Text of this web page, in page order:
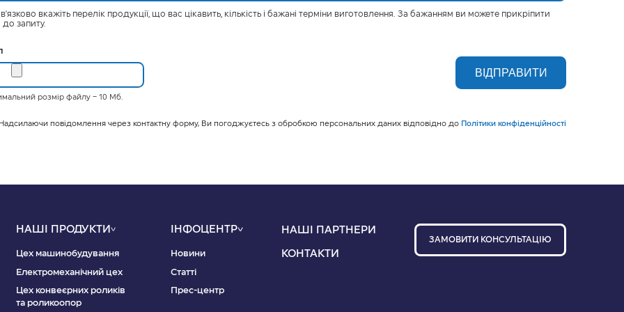
вкажіть перелік продукції, що вас цікавить, кількість і бажані терміни виготовлення. За бажанням ви можете прикріпити
запиту.
розмір файлу – 10 Мб.
ВІДПРАВИТИ
повідомлення через контактну форму, Ви погоджуєтесь з обробкою персональних даних відповідно до Політики конфіденційності
НАШІ ПРОДУКТИ
Цех машинобудування
Електромеханічний цех
Цех конвеєрних роликів
та роликоопор
ІНФОЦЕНТР
Новини
Статті
Прес-центр
НАШІ ПАРТНЕРИ
КОНТАКТИ
ЗАМОВИТИ КОНСУЛЬТАЦІЮ